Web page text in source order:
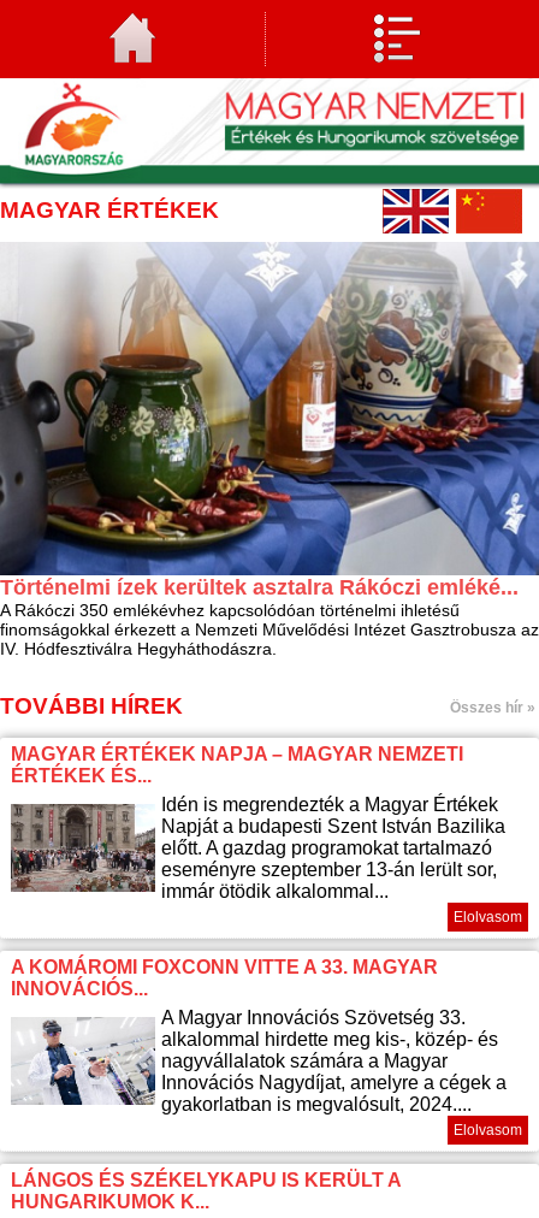
MAGYAR ÉRTÉKEK
Történelmi ízek kerültek asztalra Rákóczi emléké...
A Rákóczi 350 emlékévhez kapcsolódóan történelmi ihletésű
finomságokkal érkezett a Nemzeti Művelődési Intézet Gasztrobusza az
IV. Hódfesztiválra Hegyháthodászra.
TOVÁBBI HÍREK Összes hír »
MAGYAR ÉRTÉKEK NAPJA – MAGYAR NEMZETI
ÉRTÉKEK ÉS...
Idén is megrendezték a Magyar Értékek
Napját a budapesti Szent István Bazilika
előtt. A gazdag programokat tartalmazó
eseményre szeptember 13-án lerült sor,
immár ötödik alkalommal...
Elolvasom
A KOMÁROMI FOXCONN VITTE A 33. MAGYAR
INNOVÁCIÓS...
A Magyar Innovációs Szövetség 33.
alkalommal hirdette meg kis-, közép- és
nagyvállalatok számára a Magyar
Innovációs Nagydíjat, amelyre a cégek a
gyakorlatban is megvalósult, 2024....
Elolvasom
LÁNGOS ÉS SZÉKELYKAPU IS KERÜLT A
HUNGARIKUMOK K...